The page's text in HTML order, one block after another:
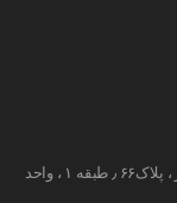
جهان کودک ، خیابان نلسون ماندلا(جردن) ، خیابان پدیدار ، پلاک۶۶ ٫ طبقه ۱ ، واحد